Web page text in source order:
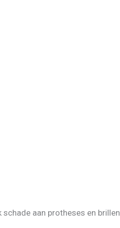
aan protheses en brillen